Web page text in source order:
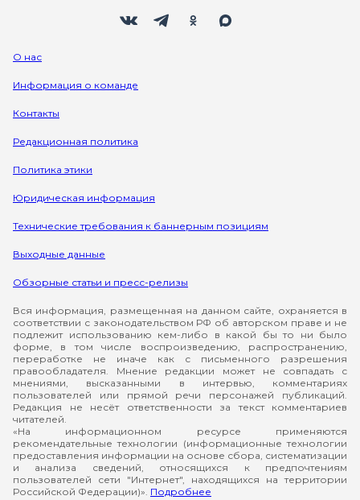
О нас
Информация о команде
Контакты
Редакционная политика
Политика этики
Юридическая информация
Технические требования к баннерным позициям
Выходные данные
Обзорные статьи и пресс-релизы
Вся информация, размещенная на данном сайте, охраняется в
соответствии с законодательством РФ об авторском праве и не
подлежит использованию кем-либо в какой бы то ни было
форме, в том числе воспроизведению, распространению,
переработке не иначе как с письменного разрешения
правообладателя. Мнение редакции может не совпадать с
мнениями, высказанными в интервью, комментариях
пользователей или прямой речи персонажей публикаций.
Редакция не несёт ответственности за текст комментариев
читателей.
«На информационном ресурсе применяются
рекомендательные технологии (информационные технологии
предоставления информации на основе сбора, систематизации
и анализа сведений, относящихся к предпочтениям
пользователей сети "Интернет", находящихся на территории
Российской Федерации)». Подробнее